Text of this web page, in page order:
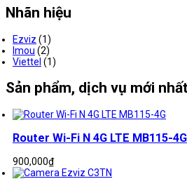
Nhãn hiệu
Ezviz (1)
Imou (2)
Viettel (1)
Sản phẩm, dịch vụ mới
Router Wi-Fi N 4G LTE MB115-4G
900,000₫